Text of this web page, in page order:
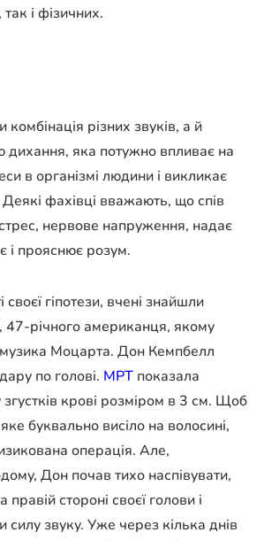
і фізичних.
комбінація різних звуків, а й
дихання, яка потужно впливає на
в організмі людини і викликає
Деякі фахівці вважають, що спів
нервове напруження, надає
і прояснює розум.
своєї гіпотези, вчені знайшли
47-річного американця, якому
Моцарта. Дон Кемпбелл
по голові. МРТ показала
згустків крові розміром в 3 см. Щоб
буквально висіло на волосині,
операція. Але,
Дон почав тихо наспівувати,
стороні своєї голови і
силу звуку. Уже через кілька днів